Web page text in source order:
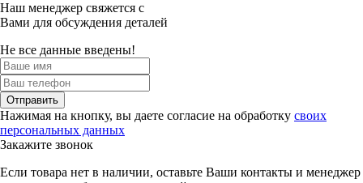
Наш менеджер свяжется с
Вами для обсуждения деталей
Не все данные введены!
Отправить
Нажимая на кнопку, вы даете согласие на обработку своих
персональных данных
Закажите звонок
Если товара нет в наличии, оставьте Ваши контакты и менеджер